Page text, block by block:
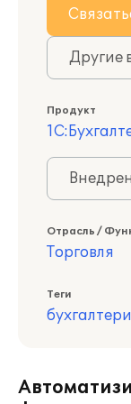
Другие
Продукт
Отрасль /
Торговля
Теги